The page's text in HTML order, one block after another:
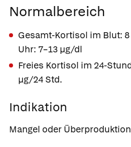
Normalbereich
Gesamt-Kortisol im Blut:
Uhr: 7–13 µg/dl
Freies Kortisol im 24-
µg/24 Std.
Indikation
Mangel oder